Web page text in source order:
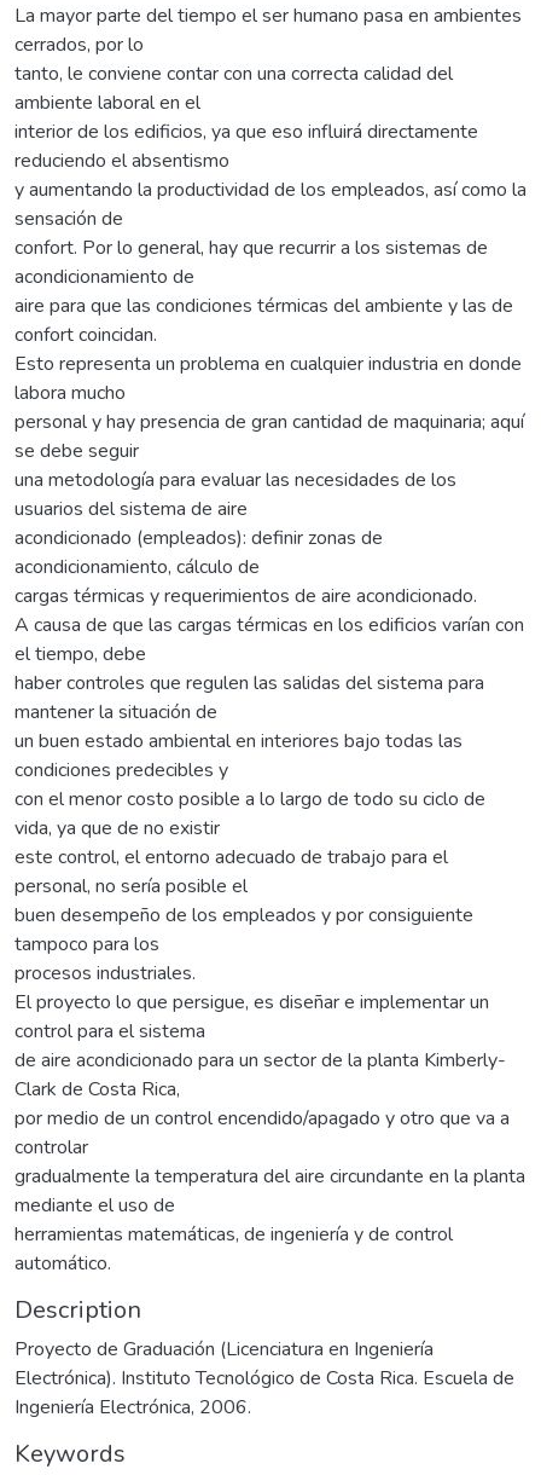
La mayor parte del tiempo el ser humano pasa en ambientes
cerrados, por lo
tanto, le conviene contar con una correcta calidad del
ambiente laboral en el
interior de los edificios, ya que eso influirá directamente
reduciendo el absentismo
y aumentando la productividad de los empleados, así como la
sensación de
confort. Por lo general, hay que recurrir a los sistemas de
acondicionamiento de
aire para que las condiciones térmicas del ambiente y las de
confort coincidan.
Esto representa un problema en cualquier industria en donde
labora mucho
personal y hay presencia de gran cantidad de maquinaria; aquí
se debe seguir
una metodología para evaluar las necesidades de los
usuarios del sistema de aire
acondicionado (empleados): definir zonas de
acondicionamiento, cálculo de
cargas térmicas y requerimientos de aire acondicionado.
A causa de que las cargas térmicas en los edificios varían con
el tiempo, debe
haber controles que regulen las salidas del sistema para
mantener la situación de
un buen estado ambiental en interiores bajo todas las
condiciones predecibles y
con el menor costo posible a lo largo de todo su ciclo de
vida, ya que de no existir
este control, el entorno adecuado de trabajo para el
personal, no sería posible el
buen desempeño de los empleados y por consiguiente
tampoco para los
procesos industriales.
El proyecto lo que persigue, es diseñar e implementar un
control para el sistema
de aire acondicionado para un sector de la planta Kimberly-
Clark de Costa Rica,
por medio de un control encendido/apagado y otro que va a
controlar
gradualmente la temperatura del aire circundante en la planta
mediante el uso de
herramientas matemáticas, de ingeniería y de control
automático.
Description
Proyecto de Graduación (Licenciatura en Ingeniería
Electrónica). Instituto Tecnológico de Costa Rica. Escuela de
Ingeniería Electrónica, 2006.
Keywords